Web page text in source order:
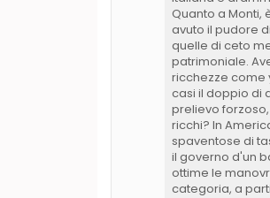
Quanto a Monti,
avuto il pudore
quelle di ceto
patrimoniale.
ricchezze come
casi il doppio di
prelievo
ricchi? In
spaventose di
il governo d'un
ottime le
categoria, a